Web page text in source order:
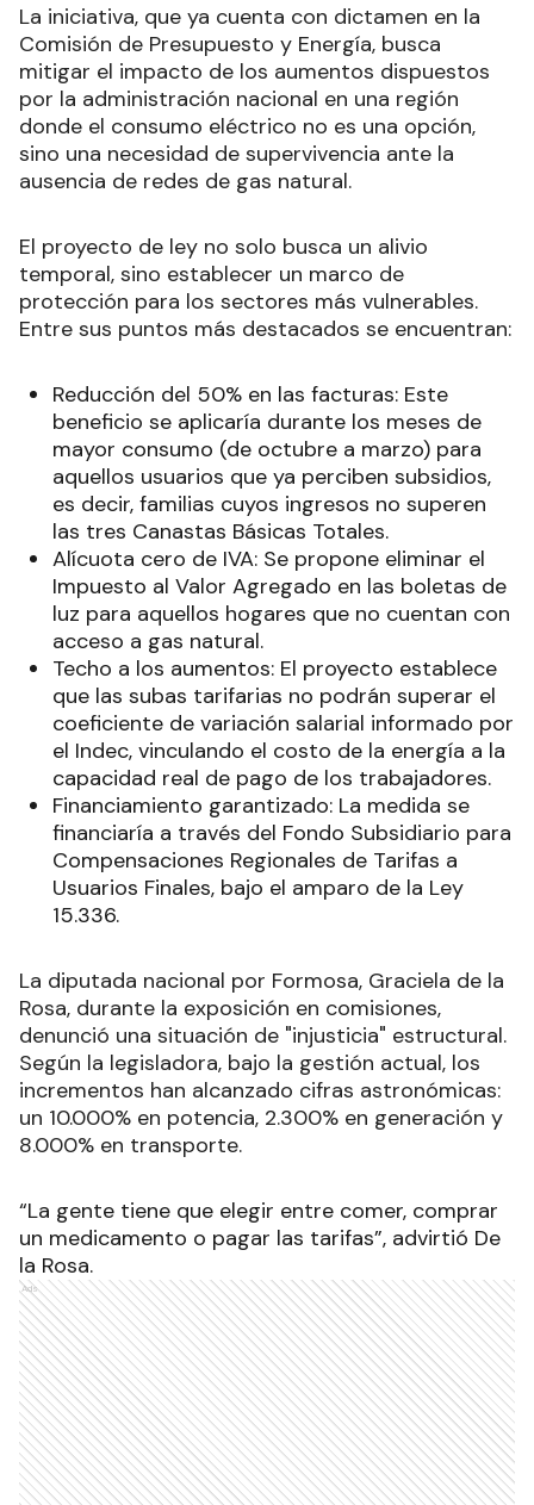
La iniciativa, que ya cuenta con dictamen en la
Comisión de Presupuesto y Energía, busca
mitigar el impacto de los aumentos dispuestos
por la administración nacional en una región
donde el consumo eléctrico no es una opción,
sino una necesidad de supervivencia ante la
ausencia de redes de gas natural.
El proyecto de ley no solo busca un alivio
temporal, sino establecer un marco de
protección para los sectores más vulnerables.
Entre sus puntos más destacados se encuentran:
Reducción del 50% en las facturas: Este
beneficio se aplicaría durante los meses de
mayor consumo (de octubre a marzo) para
aquellos usuarios que ya perciben subsidios,
es decir, familias cuyos ingresos no superen
las tres Canastas Básicas Totales.
Alícuota cero de IVA: Se propone eliminar el
Impuesto al Valor Agregado en las boletas de
luz para aquellos hogares que no cuentan con
acceso a gas natural.
Techo a los aumentos: El proyecto establece
que las subas tarifarias no podrán superar el
coeficiente de variación salarial informado por
el Indec, vinculando el costo de la energía a la
capacidad real de pago de los trabajadores.
Financiamiento garantizado: La medida se
financiaría a través del Fondo Subsidiario para
Compensaciones Regionales de Tarifas a
Usuarios Finales, bajo el amparo de la Ley
15.336.
La diputada nacional por Formosa, Graciela de la
Rosa, durante la exposición en comisiones,
denunció una situación de "injusticia" estructural.
Según la legisladora, bajo la gestión actual, los
incrementos han alcanzado cifras astronómicas:
un 10.000% en potencia, 2.300% en generación y
8.000% en transporte.
“La gente tiene que elegir entre comer, comprar
un medicamento o pagar las tarifas”, advirtió De
la Rosa.
Ads